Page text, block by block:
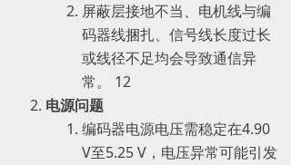
屏蔽层接地不当、电机线与编
码器线捆扎、信号线长度过长
或线径不足均会导致通信异
常。 ‌12
电源问题
编码器电源电压需稳定在4.90
V至5.25 V，电压异常可能引发